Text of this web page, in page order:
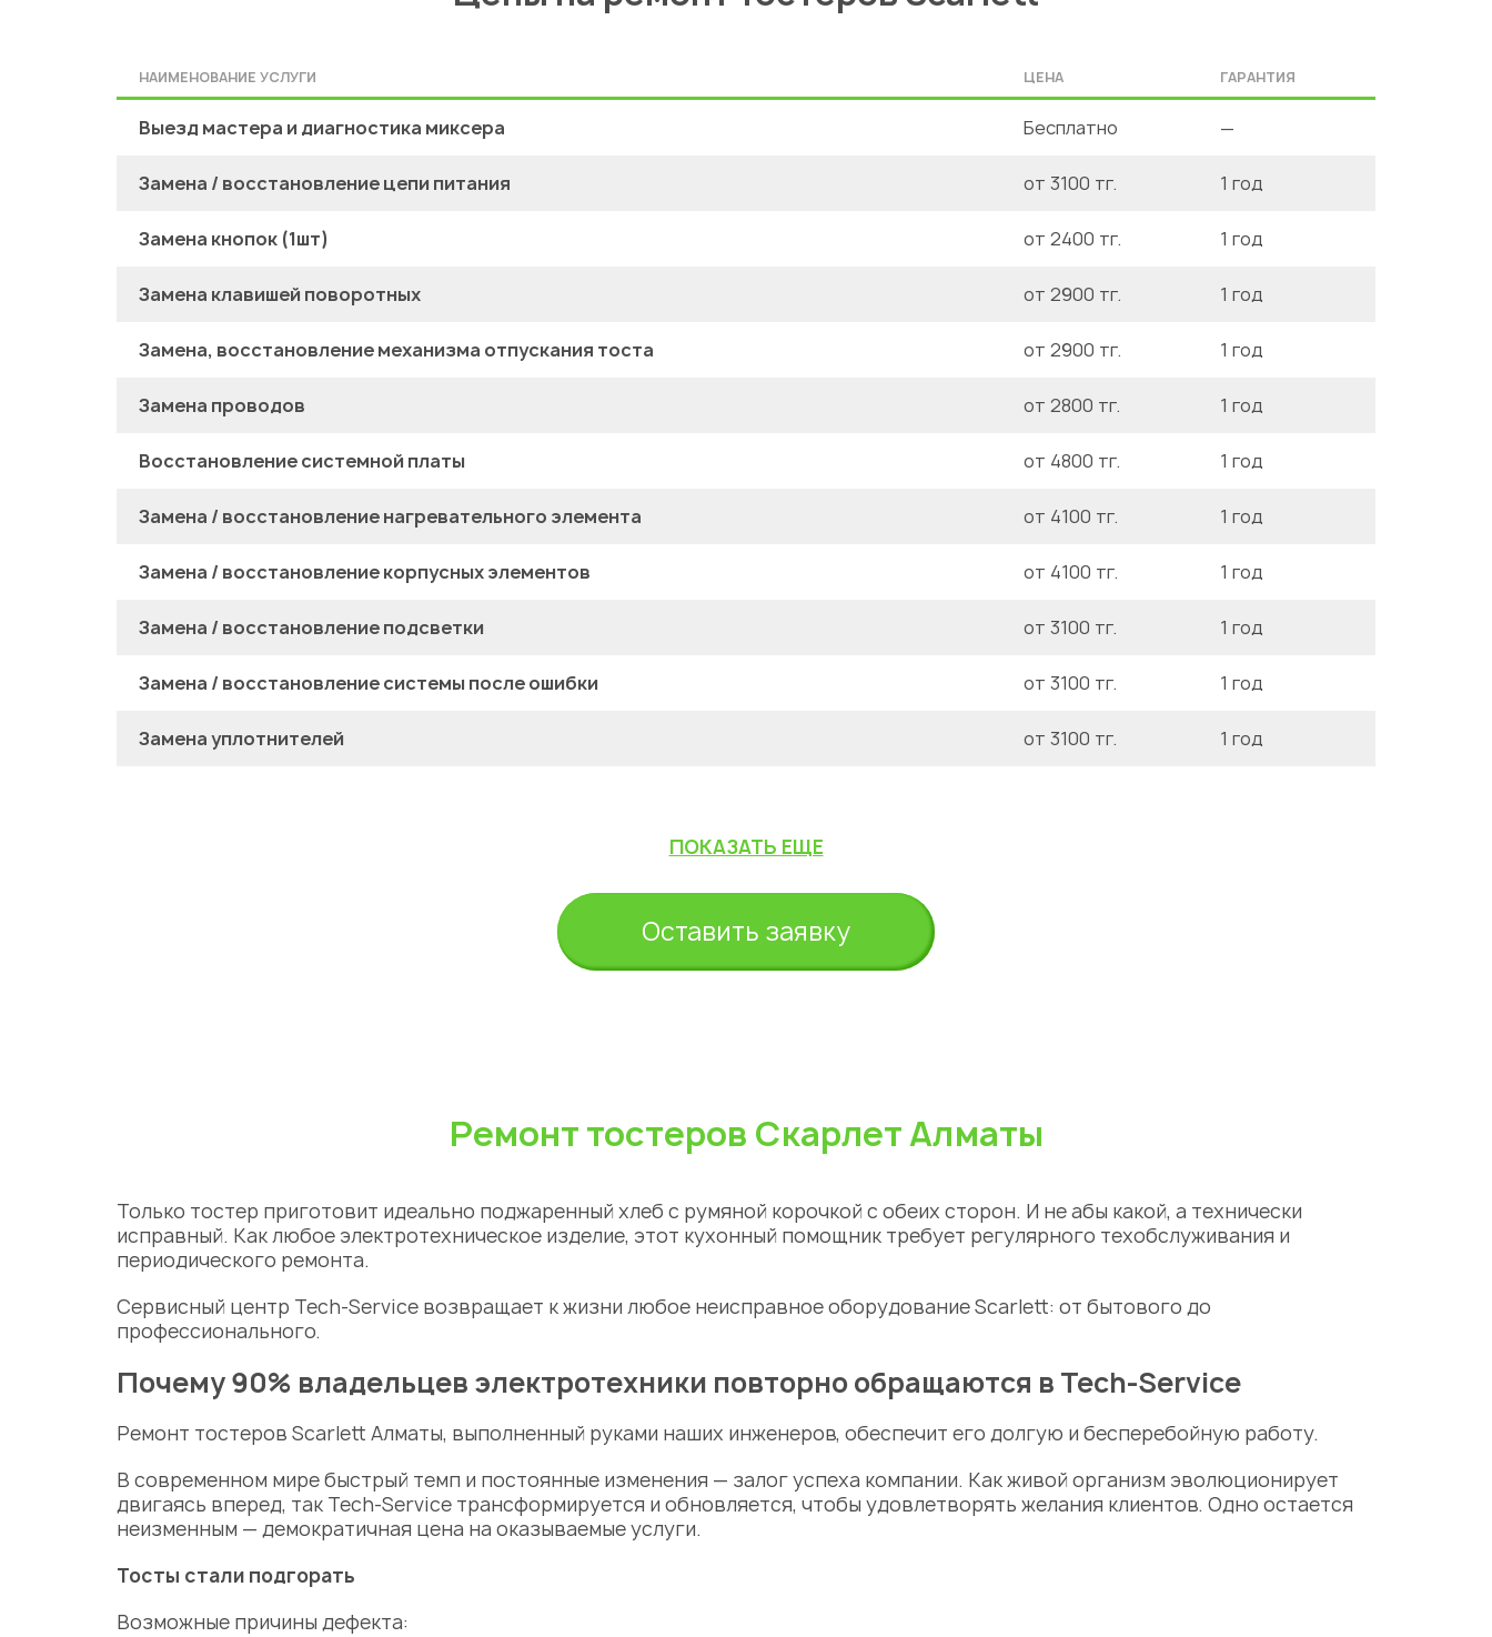
НАИМЕНОВАНИЕ УСЛУГИ ЦЕНА ГАРАНТИЯ
Выезд мастера и диагностика миксера Бесплатно —
Замена / восстановление цепи питания от 3100 тг. 1 год
Замена кнопок (1шт) от 2400 тг. 1 год
Замена клавишей поворотных от 2900 тг. 1 год
Замена, восстановление механизма отпускания тоста от 2900 тг. 1 год
Замена проводов от 2800 тг. 1 год
Восстановление системной платы от 4800 тг. 1 год
Замена / восстановление нагревательного элемента от 4100 тг. 1 год
Замена / восстановление корпусных элементов от 4100 тг. 1 год
Замена / восстановление подсветки от 3100 тг. 1 год
Замена / восстановление системы после ошибки от 3100 тг. 1 год
Замена уплотнителей от 3100 тг. 1 год
ПОКАЗАТЬ ЕЩЕ
Оставить заявку
Ремонт тостеров Скарлет Алматы
Только тостер приготовит идеально поджаренный хлеб с румяной корочкой с обеих сторон. И не абы какой, а технически
исправный. Как любое электротехническое изделие, этот кухонный помощник требует регулярного техобслуживания и
периодического ремонта.
Сервисный центр Tech-Service возвращает к жизни любое неисправное оборудование Scarlett: от бытового до
профессионального.
Почему 90% владельцев электротехники повторно обращаются в Tech-Service
Ремонт тостеров Scarlett Алматы, выполненный руками наших инженеров, обеспечит его долгую и бесперебойную работу.
В современном мире быстрый темп и постоянные изменения — залог успеха компании. Как живой организм эволюционирует
двигаясь вперед, так Tech-Service трансформируется и обновляется, чтобы удовлетворять желания клиентов. Одно остается
неизменным — демократичная цена на оказываемые услуги.
Тосты стали подгорать
Возможные причины дефекта: